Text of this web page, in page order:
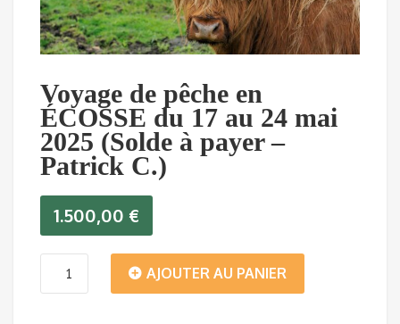
Voyage de pêche en
ÉCOSSE du 17 au 24 mai
2025 (Solde à payer –
Patrick C.)
1.500,00 €
quantité AJOUTER AU PANIER